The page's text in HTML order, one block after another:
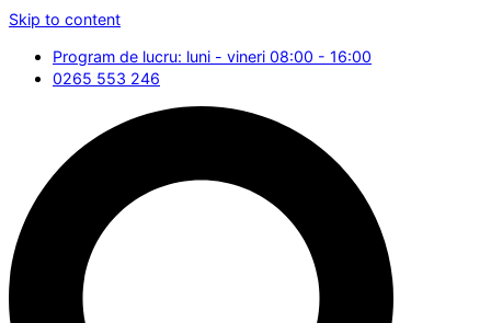
Skip to content
Program de lucru: luni - vineri 08:00 - 16:00
0265 553 246